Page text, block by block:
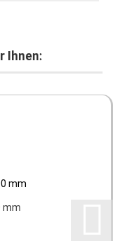
Ihnen:
mm